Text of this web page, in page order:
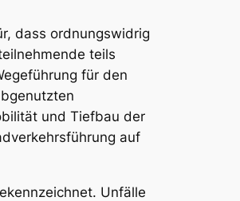
dass ordnungswidrig
teils
für den
und Tiefbau der
auf
Unfälle